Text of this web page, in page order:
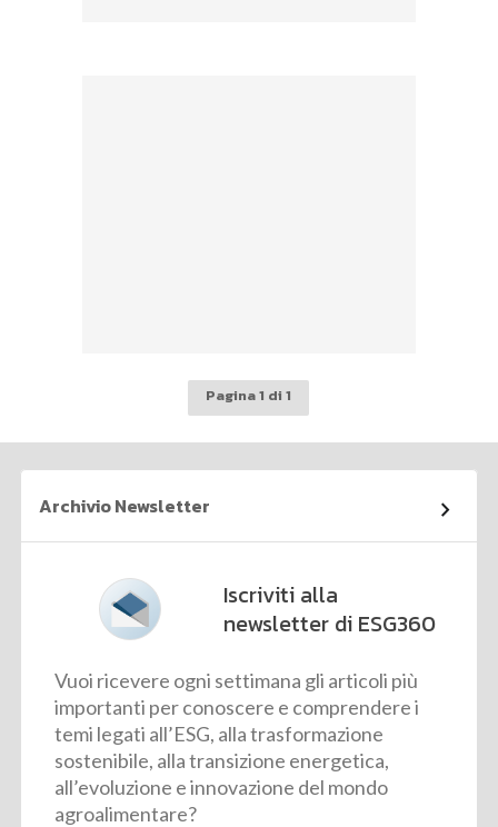
Pagina 1 di 1
Archivio Newsletter
Iscriviti alla
newsletter di ESG360
Vuoi ricevere ogni settimana gli articoli più
importanti per conoscere e comprendere i
temi legati all’ESG, alla trasformazione
sostenibile, alla transizione energetica,
all’evoluzione e innovazione del mondo
agroalimentare?